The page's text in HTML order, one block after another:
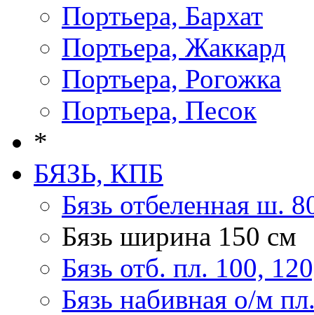
Портьера, Бархат
Портьера, Жаккард
Портьера, Рогожка
Портьера, Песок
*
БЯЗЬ, КПБ
Бязь отбеленная ш.
Бязь ширина 150 см
Бязь отб. пл. 100,
Бязь набивная о/м